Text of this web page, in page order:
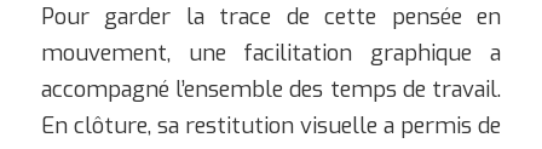
Pour garder la trace de cette pensée en
mouvement, une facilitation graphique a
accompagné l’ensemble des temps de travail.
En clôture, sa restitution visuelle a permis de